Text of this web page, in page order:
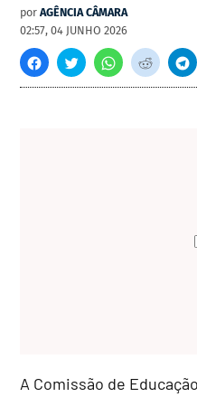
por AGÊNCIA CÂMARA
02:57, 04 JUNHO 2026
A Comissão de